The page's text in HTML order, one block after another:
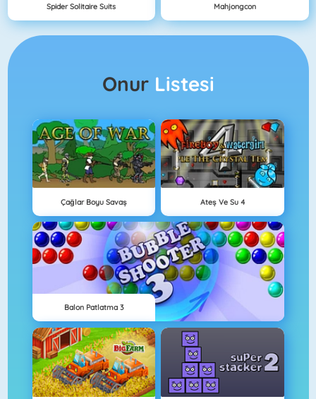
Spider Solitaire Suits Mahjongcon
Onur Listesi
Çağlar Boyu Savaş Ateş Ve Su 4
Balon Patlatma 3